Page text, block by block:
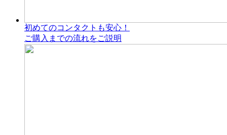
初めてのコンタクトも安心！
ご購入までの流れをご説明